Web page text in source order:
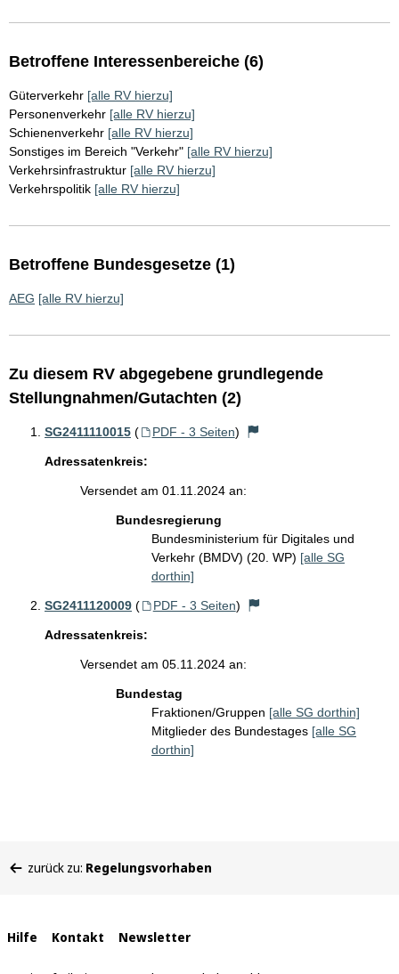
Betroffene Interessenbereiche (6)
Güterverkehr [alle RV hierzu]
Personenverkehr [alle RV hierzu]
Schienenverkehr [alle RV hierzu]
Sonstiges im Bereich "Verkehr" [alle RV hierzu]
Verkehrsinfrastruktur [alle RV hierzu]
Verkehrspolitik [alle RV hierzu]
Betroffene Bundesgesetze (1)
AEG [alle RV hierzu]
Zu diesem RV abgegebene grundlegende
Stellungnahmen/Gutachten (2)
SG2411110015 ( PDF - 3 Seiten)
Adressatenkreis:
Versendet am 01.11.2024 an:
Bundesregierung
Bundesministerium für Digitales und
Verkehr (BMDV) (20. WP) [alle SG
dorthin]
SG2411120009 ( PDF - 3 Seiten)
Adressatenkreis:
Versendet am 05.11.2024 an:
Bundestag
Fraktionen/Gruppen [alle SG dorthin]
Mitglieder des Bundestages [alle SG
dorthin]
befinden
zurück zu: Regelungsvorhaben
Interne
Links
Hilfe Kontakt Newsletter